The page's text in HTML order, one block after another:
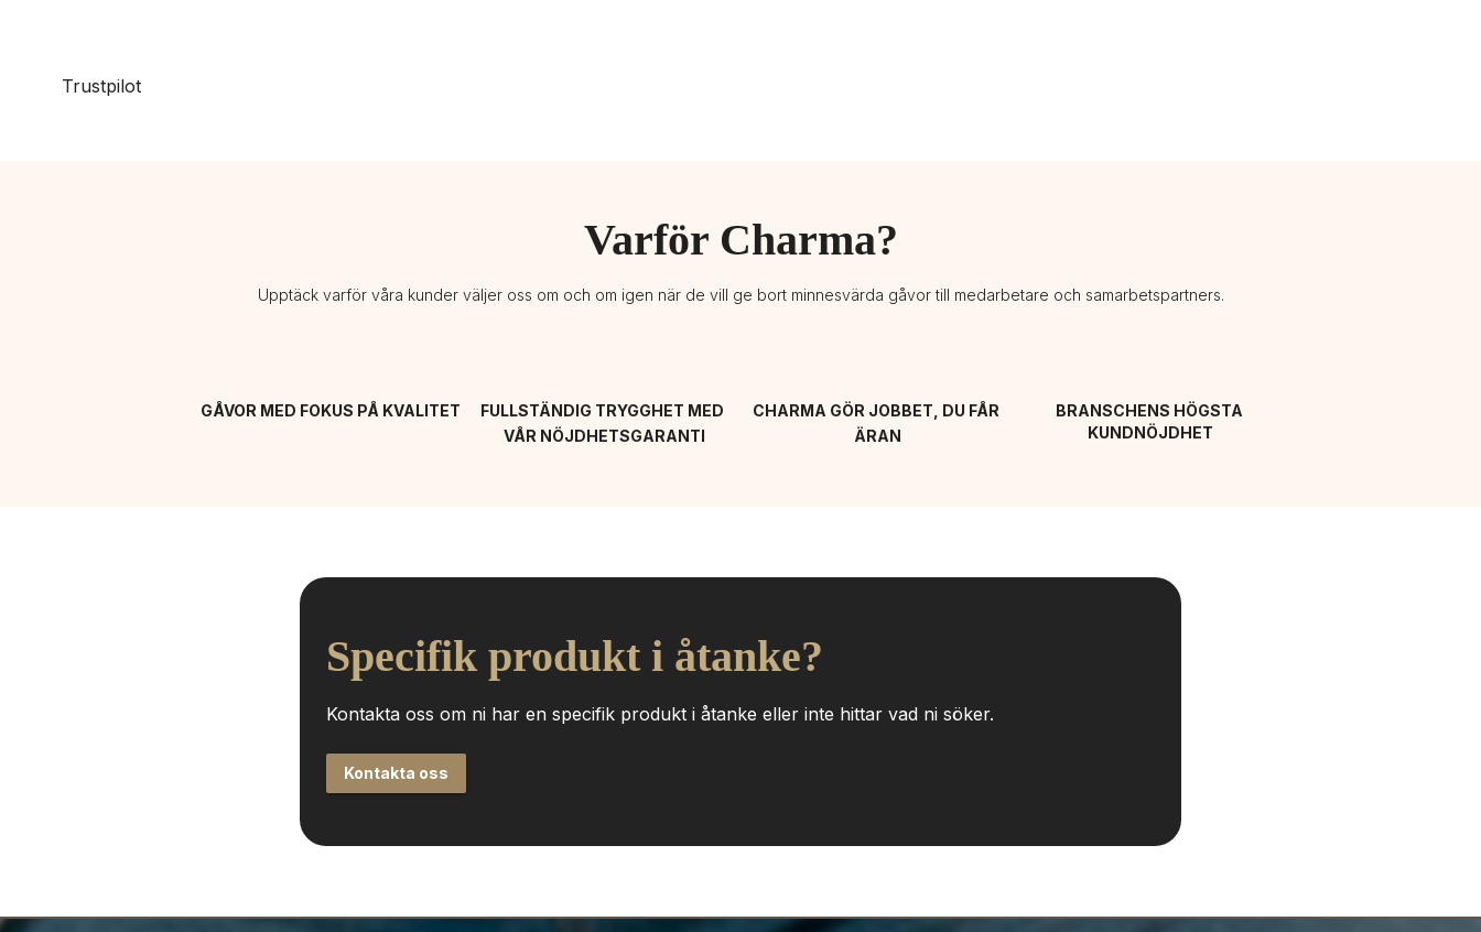
Trustpilot
Varför Charma?
Upptäck varför våra kunder väljer oss om och om igen när de vill ge bort minnesvärda gåvor till medarbetare och samarbetspartners.
GÅVOR MED FOKUS PÅ KVALITET
FULLSTÄNDIG TRYGGHET MED
VÅR NÖJDHETSGARANTI
CHARMA GÖR JOBBET, DU FÅR
ÄRAN
BRANSCHENS HÖGSTA
KUNDNÖJDHET
Specifik produkt i åtanke?
Kontakta oss om ni har en specifik produkt i åtanke eller inte hittar vad ni söker.
Kontakta oss